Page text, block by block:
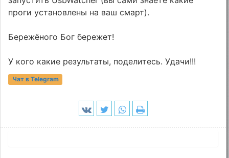
проги установлены на ваш смарт).
Бережёного Бог бережет!
У кого какие результаты, поделитесь. Удачи!!!
Чат в Telegram